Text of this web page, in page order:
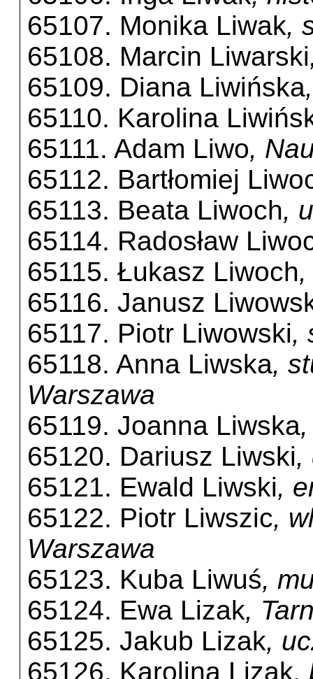
65107. Monika Liwak,
65108. Marcin Liwarski
65109. Diana Liwińska
65110. Karolina
65111. Adam Liwo,
65112. Bartłomiej
65113. Beata Liwoch,
65114. Radosław
65115. Łukasz Liwoch
65116. Janusz
65117. Piotr Liwowski,
65118. Anna Liwska,
Warszawa
65119. Joanna Liwska
65120. Dariusz Liwski,
65121. Ewald Liwski,
65122. Piotr Liwszic,
Warszawa
65123. Kuba Liwuś,
65124. Ewa Lizak,
65125. Jakub Lizak,
65126. Karolina Lizak,